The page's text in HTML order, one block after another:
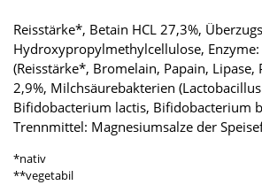
Reisstärke*, Betain HCL 27,3%,
Hydroxypropylmethylcellulose, Enzyme:
(Reisstärke*, Bromelain, Papain, Lipase,
2,9%, Milchsäurebakterien
Bifidobacterium lactis, Bifidobacterium
Trennmittel: Magnesiumsalze der
*nativ
**vegetabil